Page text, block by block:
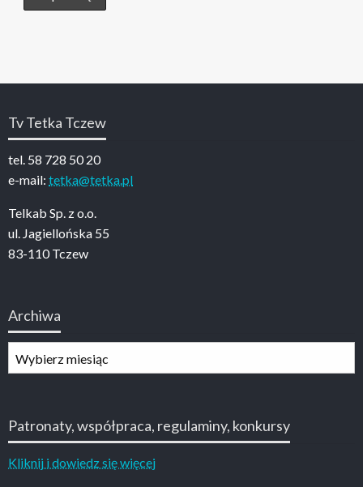
Tv Tetka Tczew
tel. 58 728 50 20
e-mail: tetka@tetka.pl
Telkab Sp. z o.o.
ul. Jagiellońska 55
83-110 Tczew
Archiwa
Patronaty, współpraca, regulaminy, konkursy
Kliknij i dowiedz się więcej